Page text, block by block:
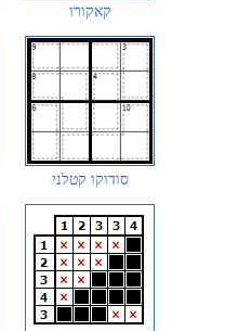
קאקורו
סודוקו קטלני